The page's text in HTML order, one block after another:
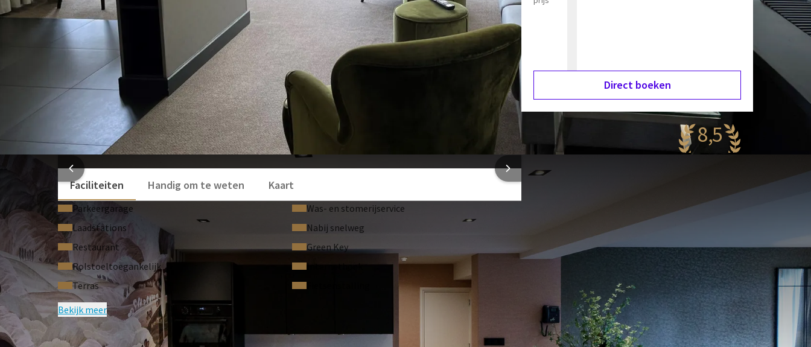
Toilet
Toiletartikelen
Föhn
Televisie
Direct boeken
8,5
Fantastisch
Faciliteiten
Handig om te weten Kaart
Parkeergarage
Was- en stomerijservice
Laadstations
Nabij snelweg
Restaurant
Green Key
Rolstoeltoegankelijk
Internethoek
Terras
Bekijk meer